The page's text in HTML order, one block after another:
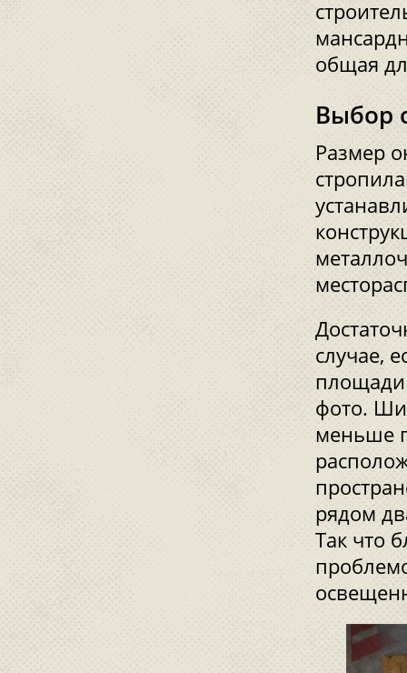
общая
Выбор
Размер
случае,
площади
фото.
меньше
рядом
Так что